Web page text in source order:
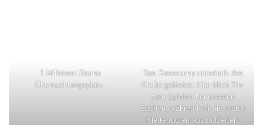
1 Millionen Sterne
Übernachtungsplatz.
Das Basecamp unterhalb des
Klettergebietes. Hier blieb Tim
zum Spielen bei unseren
Sachen, während wir die ersten
Kletterrouten ausprobierten.